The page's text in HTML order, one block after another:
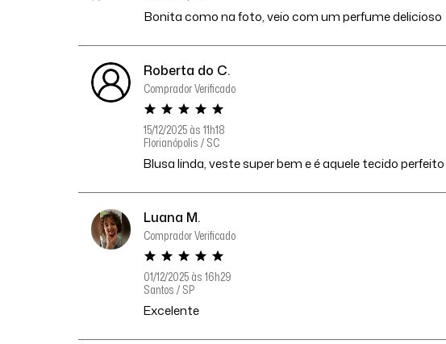
Bonita como na foto, veio com um perfume delicioso
Roberta do C.
Comprador Verificado
15/12/2025 às 11h18
Florianópolis / SC
Blusa linda, veste super bem e é aquele tecido
Luana M.
Comprador Verificado
01/12/2025 às 16h29
Santos / SP
Excelente